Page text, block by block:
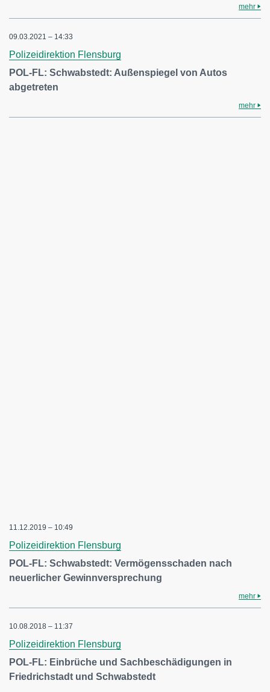
mehr
09.03.2021 – 14:33
Polizeidirektion Flensburg
POL-FL: Schwabstedt: Außenspiegel von Autos
abgetreten
mehr
11.12.2019 – 10:49
Polizeidirektion Flensburg
POL-FL: Schwabstedt: Vermögensschaden nach
neuerlicher Gewinnversprechung
mehr
10.08.2018 – 11:37
Polizeidirektion Flensburg
POL-FL: Einbrüche und Sachbeschädigungen in
Friedrichstadt und Schwabstedt